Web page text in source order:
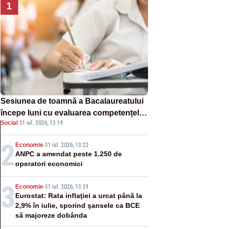
1
Sesiunea de toamnă a Bacalaureatului
începe luni cu evaluarea competențelor
orale la Limba română
Social ·31 iul. 2026, 13:19
2 Economie-31 iul. 2026, 13:22
ANPC a amendat peste 1.250 de
operatori economici
3 Economie-31 iul. 2026, 13:29
Eurostat: Rata inflaţiei a urcat până la
2,9% în iulie, sporind şansele ca BCE
să majoreze dobânda